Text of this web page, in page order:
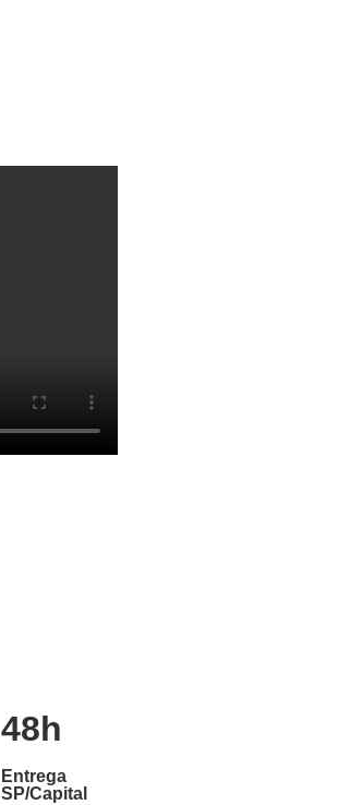
48h
Entrega
SP/Capital